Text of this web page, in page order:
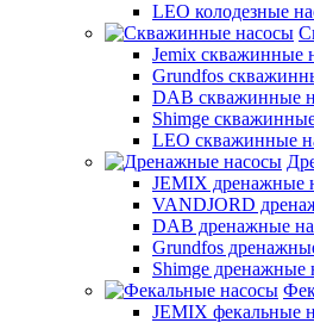
LEO колодезные
Jemix cкважинные
Grundfos
DAB скважинные
Shimge
LEO скважинные
JEMIX дренажные
VANDJORD
DAB дренажные
Grundfos
Shimge дренажные
JEMIX фекальные